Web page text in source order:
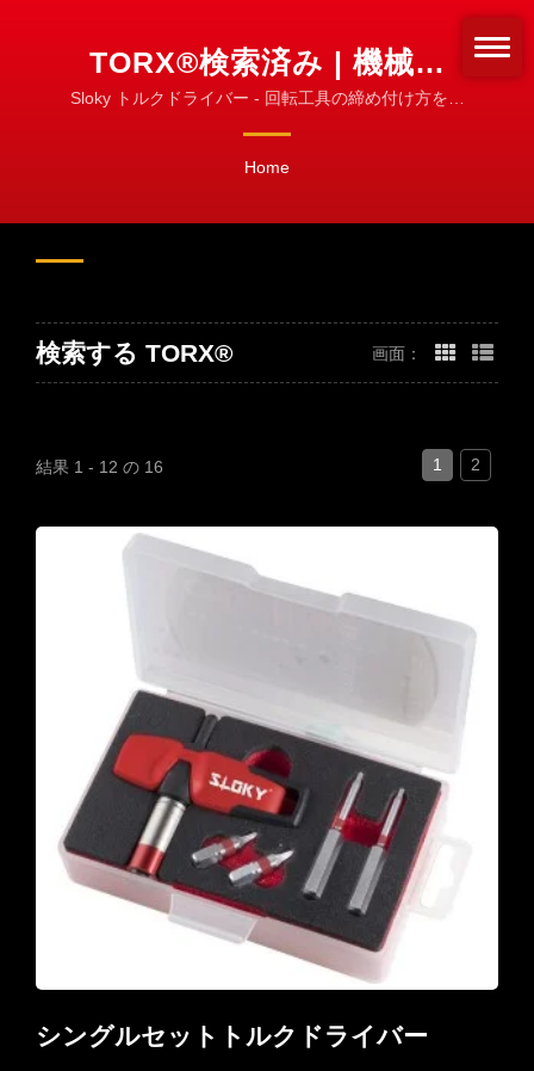
TORX®検索済み | 機械加
工、旋削、フライス加工の
ためのCNCトルクツール
Sloky トルクドライバー - 回転工具の締め付け方を変
Home
検索する TORX® 画面：
結果 1 - 12 の 16 1 2
シングルセットトルクドライバー